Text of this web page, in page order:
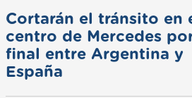
Cortarán el tránsito en
centro de Mercedes
final entre Argentina y
España